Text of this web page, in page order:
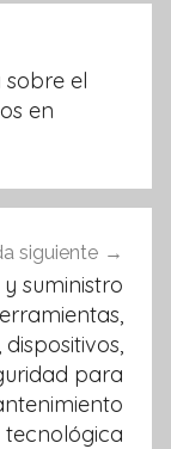
el
en
siguiente
suministro
para